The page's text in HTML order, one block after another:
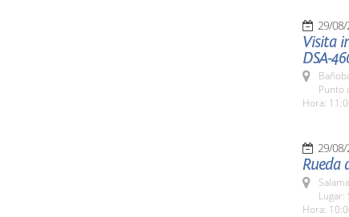
29/
Visita
DSA-
Punto
Hora:
29/
Rueda
Lugar:
Hora: